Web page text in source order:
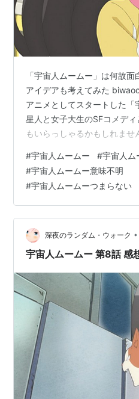
「宇宙人ムームー」は何故
アイデアも考えてみた
アニメとしてスタートした
星人と女子大生のSFコメデ
もいらっしゃるかもしれませ
…が、正直に告白します。実
ら距離を置いていた一人です
で囁かれる「あまり芳しくな
らに他なりません。正確に
ェックの一環で第1話のAパ
す。でも、その時は…
#宇宙人ムームー #宇宙人ム
#宇宙人ムームー意味不明
#宇宙人ムームーつまらない
深夜のランダム・ウォーク •
宇宙人ムームー 第8話 感